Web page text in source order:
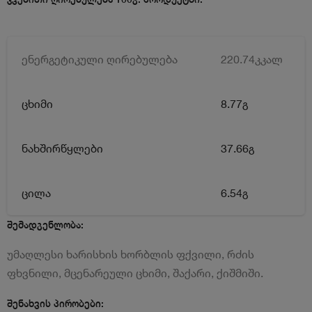
ენერგეტიკული ღირებულება 220.74კკალ
ცხიმი 8.77გ
ნახშირწყლები 37.66გ
ცილა 6.54გ
შემადგენლობა:
უმაღლესი ხარისხის ხორბლის ფქვილი, რძის
ფხვნილი, მცენარეული ცხიმი, შაქარი, ქიშმიში.
შენახვის პირობები: